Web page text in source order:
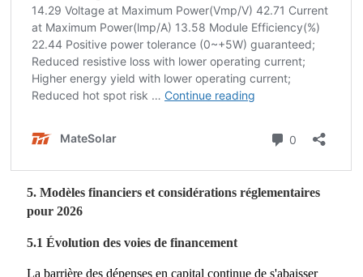
5. Modèles financiers et considérations réglementaires
pour 2026
5.1 Évolution des voies de financement
La barrière des dépenses en capital continue de s'abaisser